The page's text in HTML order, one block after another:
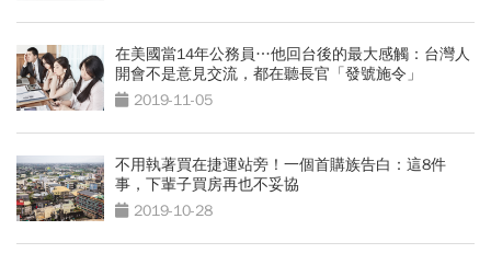
在美國當14年公務員…他回台後的最大感觸：台灣人
開會不是意見交流，都在聽長官「發號施令」
2019-11-05
不用執著買在捷運站旁！一個首購族告白：這8件
事，下輩子買房再也不妥協
2019-10-28